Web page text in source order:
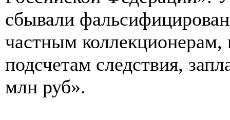
сбывали
частным
подсчетам следствия,
млн руб».